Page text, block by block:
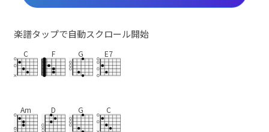
楽譜タップで自動スクロール開始
C F G E7
Am D G C